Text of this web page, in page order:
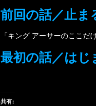
前回の話／止ま
「キング アーサーのここだ
最初の話／はじ
共有: